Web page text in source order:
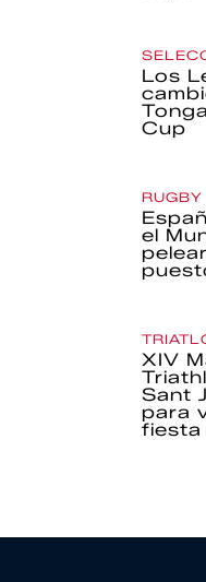
Los
Cup
RUGBY
el
XIV
Sant
para
fiesta